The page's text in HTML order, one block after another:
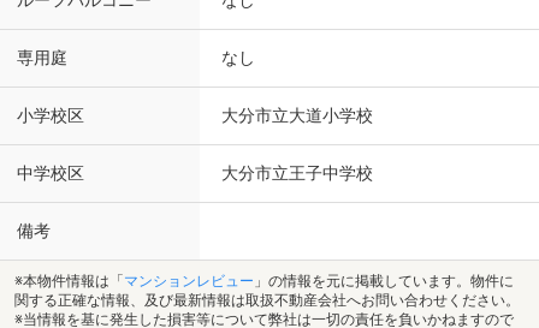
専用庭 なし
小学校区 大分市立大道小学校
中学校区 大分市立王子中学校
備考
※本物件情報は「 マンションレビュー 」の情報を元に掲載しています。物件に
関する正確な情報、及び最新情報は取扱不動産会社へお問い合わせください。
※当情報を基に発生した損害等について弊社は一切の責任を負いかねますので